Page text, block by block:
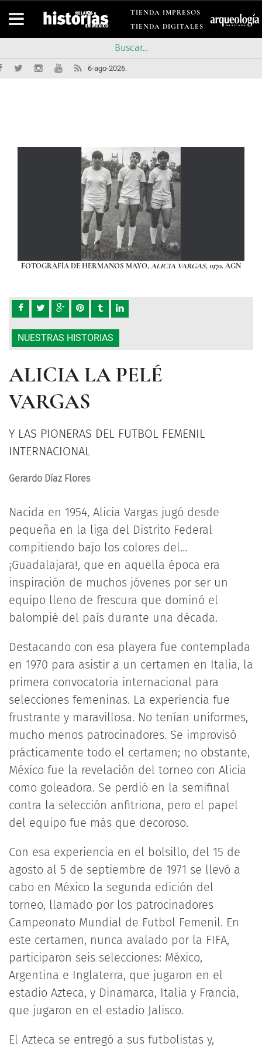
TIENDA IMPRESOS
TIENDA DIGITALES
6-ago-2026.
FOTOGRAFÍA DE HERMANOS MAYO,ALICIA VARGAS, 1970. AGN
NUESTRAS HISTORIAS
ALICIA LA PELÉ
VARGAS
Y LAS PIONERAS DEL FUTBOL FEMENIL
INTERNACIONAL
Gerardo Díaz Flores
Nacida en 1954, Alicia Vargas jugó desde
pequeña en la liga del Distrito Federal
compitiendo bajo los colores del…
¡Guadalajara!, que en aquella época era
inspiración de muchos jóvenes por ser un
equipo lleno de frescura que dominó el
balompié del país durante una década.
Destacando con esa playera fue contemplada
en 1970 para asistir a un certamen en Italia, la
primera convocatoria internacional para
selecciones femeninas. La experiencia fue
frustrante y maravillosa. No tenían uniformes,
mucho menos patrocinadores. Se improvisó
prácticamente todo el certamen; no obstante,
México fue la revelación del torneo con Alicia
como goleadora. Se perdió en la semifinal
contra la selección anfitriona, pero el papel
del equipo fue más que decoroso.
Con esa experiencia en el bolsillo, del 15 de
agosto al 5 de septiembre de 1971 se llevó a
cabo en México la segunda edición del
torneo, llamado por los patrocinadores
Campeonato Mundial de Futbol Femenil. En
este certamen, nunca avalado por la FIFA,
participaron seis selecciones: México,
Argentina e Inglaterra, que jugaron en el
estadio Azteca, y Dinamarca, Italia y Francia,
que jugaron en el estadio Jalisco.
El Azteca se entregó a sus futbolistas y,